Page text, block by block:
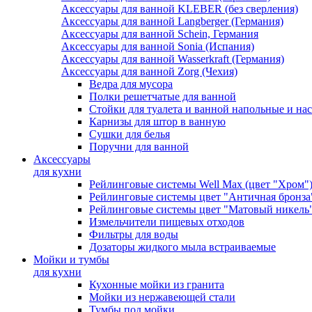
Аксессуары для ванной KLEBER (без сверления)
Аксессуары для ванной Langberger (Германия)
Аксессуары для ванной Schein, Германия
Аксессуары для ванной Sonia (Испания)
Аксессуары для ванной Wasserkraft (Германия)
Аксессуары для ванной Zorg (Чехия)
Ведра для мусора
Полки решетчатые для ванной
Стойки для туалета и ванной напольные и
Карнизы для штор в ванную
Сушки для белья
Поручни для ванной
Аксессуары
для кухни
Рейлинговые системы Well Max (цвет "Хром")
Рейлинговые системы цвет "Античная
Рейлинговые системы цвет "Матовый
Измельчители пищевых отходов
Фильтры для воды
Дозаторы жидкого мыла встраиваемые
Мойки и тумбы
для кухни
Кухонные мойки из гранита
Мойки из нержавеющей стали
Тумбы под мойки